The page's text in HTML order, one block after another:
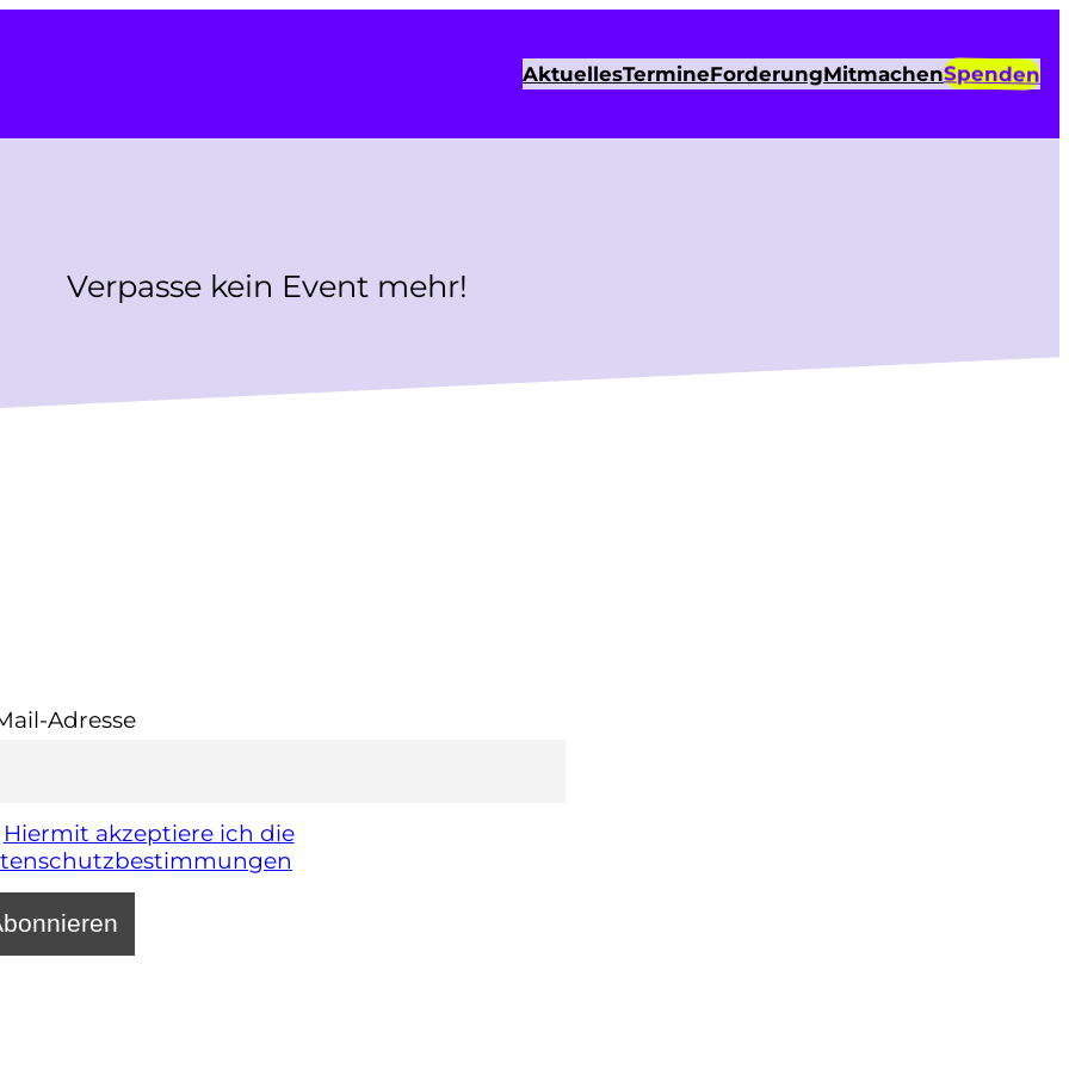
AktuellesTermineForderungMitmachenSpenden
Verpasse kein Event mehr!
Adresse
Hiermit akzeptiere ich die